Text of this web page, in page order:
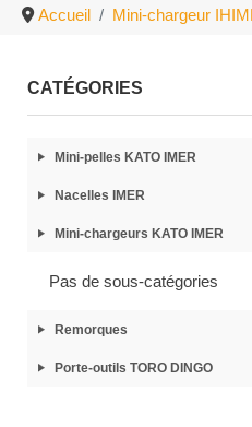
Accueil Mini-chargeur
CATÉGORIES
Mini-pelles KATO IMER
Nacelles IMER
Mini-chargeurs KATO IMER
Pas de sous-catégories
Remorques
Porte-outils TORO DINGO